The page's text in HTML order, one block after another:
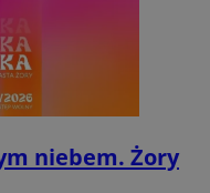
niebem. Żory